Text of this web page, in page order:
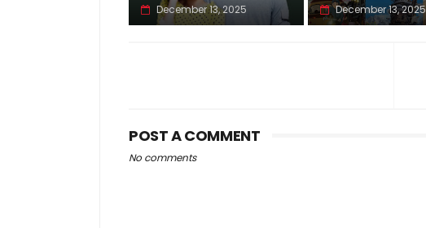
December 13, 2025 December 13, 2025
POST A COMMENT
No comments